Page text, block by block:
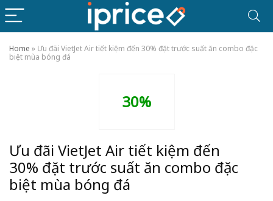
Home » Ưu đãi VietJet Air tiết kiệm đến 30% đặt trước suất ăn combo đặc
biệt mùa bóng đá
30%
Ưu đãi VietJet Air tiết kiệm đến
30% đặt trước suất ăn combo đặc
biệt mùa bóng đá